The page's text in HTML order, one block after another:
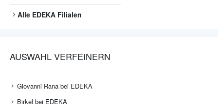
Alle EDEKA Filialen
AUSWAHL VERFEINERN
Giovanni Rana bei EDEKA
Birkel bei EDEKA